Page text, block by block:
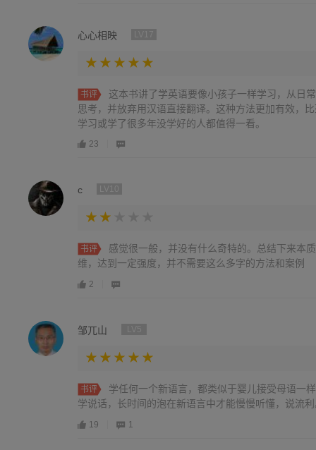
心心相映
书评
这本书讲了学英语要像小孩子一样学习，从日
思考，并放弃用汉语直接翻译。这种方法更加有效，
学习或学了很多年没学好的人都值得一看。
23
c
书评
感觉很一般，并没有什么奇特的。总结下来本
维，达到一定强度，并不需要这么多字的方法和案例
2
邹兀山
书评
学任何一个新语言，都类似于婴儿接受母语一
学说话，长时间的泡在新语言中才能慢慢听懂，说流
19 1